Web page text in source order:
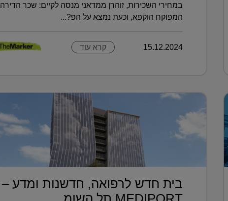
במחירי השכירות, זוהרן ממדאני מנסה לקיים: שכר הדירה
המפוקח הוקפא, וכעת נמצא על הפ?...
15.12.2024 קרא עוד
בית חדש לרפואה, חדשנות ומדע –